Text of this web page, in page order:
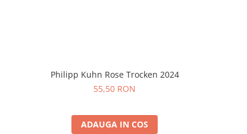
Philipp Kuhn Rose Trocken 2024
55,50 RON
ADAUGA IN COS